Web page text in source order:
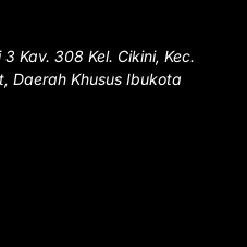
Kav. 308 Kel. Cikini, Kec.
Daerah Khusus Ibukota